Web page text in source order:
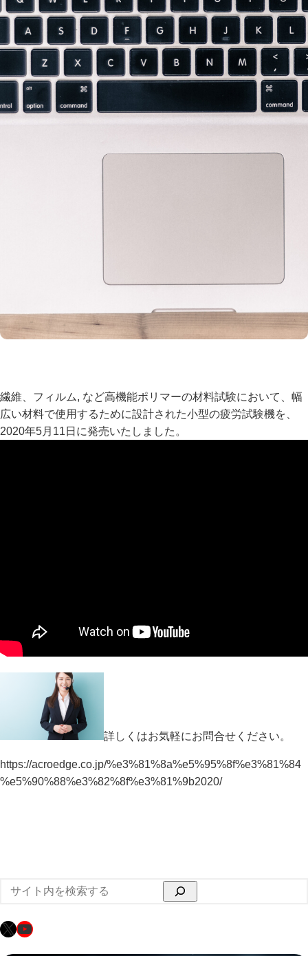
繊維、フィルム, など高機能ポリマーの材料試験において、幅
広い材料で使用するために設計された小型の疲労試験機を、
2020年5月11日に発売いたしました。
詳しくはお気軽にお問合せください。
https://acroedge.co.jp/%e3%81%8a%e5%95%8f%e3%81%84
%e5%90%88%e3%82%8f%e3%81%9b2020/
検
索
X YouTube